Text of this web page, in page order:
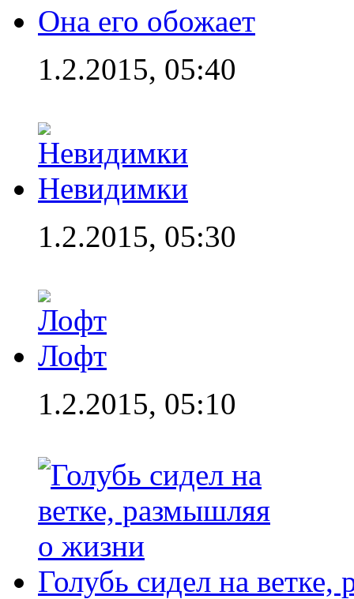
Она его обожает
1.2.2015, 05:40
Невидимки
1.2.2015, 05:30
Лофт
1.2.2015, 05:10
Голубь сидел на